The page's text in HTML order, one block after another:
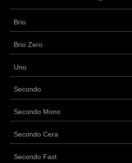
Brio
Brio Zero
Uno
Secondo
Secondo Mono
Secondo Cera
Secondo Fast